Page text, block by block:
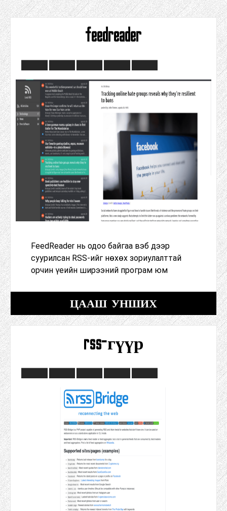
feedreader
FeedReader нь одоо байгаа вэб дээр
суурилсан RSS-ийг нөхөх зориулалттай
орчин үеийн ширээний програм юм
ЦААШ УНШИХ
rss-гүүр